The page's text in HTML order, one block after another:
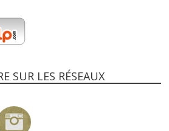
SUR LES RÉSEAUX